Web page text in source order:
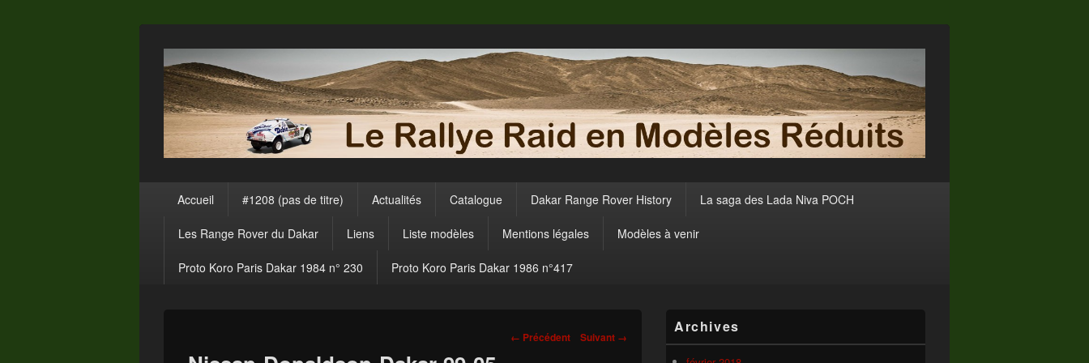
principalAccueil #1208 (pas de titre) Actualités Catalogue Dakar Range Rover History La saga des Lada Niva POCH
Les Range Rover du Dakar Liens Liste modèles Mentions légales Modèles à venir
Proto Koro Paris Dakar 1984 n° 230 Proto Koro Paris Dakar 1986 n°417
Navigation
← Précédent Suivant →
principale
de
widget
Archives